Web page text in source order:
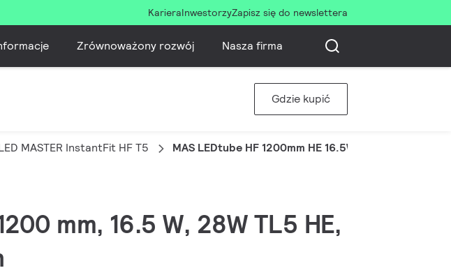
KarieraInwestorzyZapisz się do newslettera
Zrównoważony rozwój Nasza firma
Gdzie kupić
MASTER InstantFit HF T5 MAS LEDtube HF 1200mm HE 16.5W 865 T5
mm, 16.5 W, 28W TL5 HE,